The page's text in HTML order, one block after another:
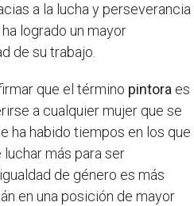
a la lucha y perseverancia
logrado un mayor
de su trabajo.
que el término pintora es
a cualquier mujer que se
ha habido tiempos en los que
luchar más para ser
de género es más
en una posición de mayor